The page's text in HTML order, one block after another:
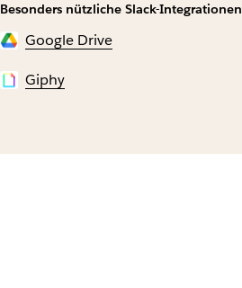
Besonders nützliche Slack-Integrationen
Google Drive
Giphy